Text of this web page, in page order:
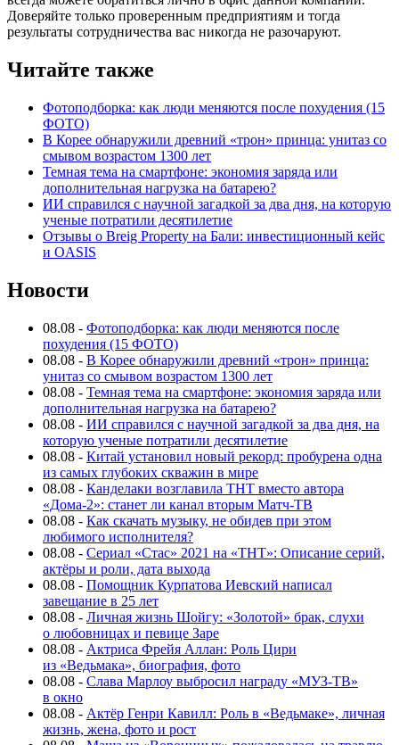
Доверяйте только проверенным предприятиям и тогда
результаты сотрудничества вас никогда не разочаруют.
Читайте также
Фотоподборка: как люди меняются после похудения (15
ФОТО)
В Корее обнаружили древний «трон» принца: унитаз со
смывом возрастом 1300 лет
Темная тема на смартфоне: экономия заряда или
дополнительная нагрузка на батарею?
ИИ справился с научной загадкой за два дня, на которую
ученые потратили десятилетие
Отзывы о Breig Property на Бали: инвестиционный кейс
и OASIS
Новости
08.08 - Фотоподборка: как люди меняются после
похудения (15 ФОТО)
08.08 - В Корее обнаружили древний «трон» принца:
унитаз со смывом возрастом 1300 лет
08.08 - Темная тема на смартфоне: экономия заряда или
дополнительная нагрузка на батарею?
08.08 - ИИ справился с научной загадкой за два дня, на
которую ученые потратили десятилетие
08.08 - Китай установил новый рекорд: пробурена одна
из самых глубоких скважин в мире
08.08 - Канделаки возглавила ТНТ вместо автора
«Дома-2»: станет ли канал вторым Матч-ТВ
08.08 - Как скачать музыку, не обидев при этом
любимого исполнителя?
08.08 - Сериал «Стас» 2021 на «ТНТ»: Описание серий,
актёры и роли, дата выхода
08.08 - Помощник Курпатова Иевский написал
завещание в 25 лет
08.08 - Личная жизнь Шойгу: «Золотой» брак, слухи
о любовницах и певице Заре
08.08 - Актриса Фрейя Аллан: Роль Цири
из «Ведьмака», биография, фото
08.08 - Слава Марлоу выбросил награду «МУЗ-ТВ»
в окно
08.08 - Актёр Генри Кавилл: Роль в «Ведьмаке», личная
жизнь, жена, фото и рост